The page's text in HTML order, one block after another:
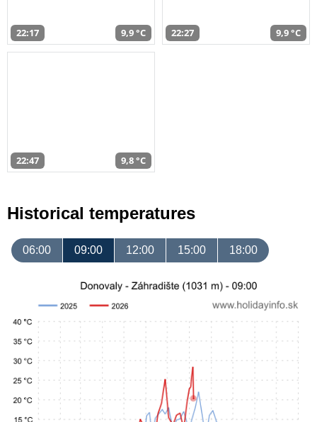
22:17 9,9 °C 22:27 9,9 °C
22:47 9,8 °C
Historical temperatures
06:00 09:00 12:00 15:00 18:00